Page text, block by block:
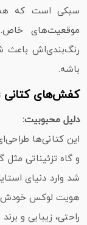
سبکی است که هم
موقعیت‌های
باشه.
کفش‌های کتانی Ace Sneakers
دلیل محبوبیت:
این کتانی‌ها
و گاه تزئیناتی مثل
هویت لوکس خودش
راحتی، زیبایی و